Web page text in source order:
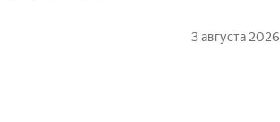
Квартира
3 августа 2026